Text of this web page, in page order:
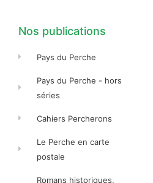
Nos publications
Pays du Perche
Pays du Perche - hors
séries
Cahiers Percherons
Le Perche en carte
postale
Romans historiques,